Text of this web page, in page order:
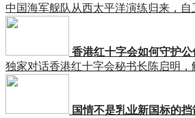
中国海军舰队从西太平洋演练归来，
香港红十字会如何守护公
独家对话香港红十字会秘书长陈启明，
国情不是乳业新国标的挡